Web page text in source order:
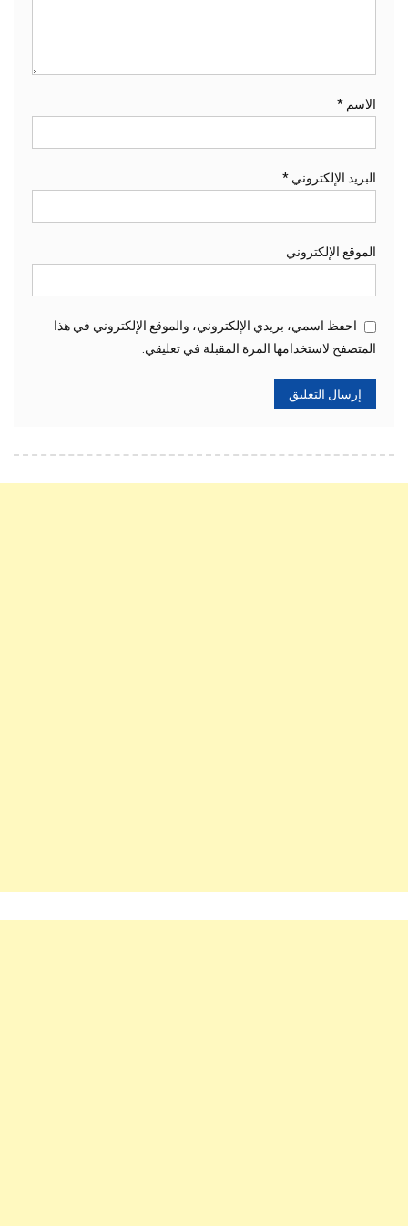
الاسم *
البريد الإلكتروني *
الموقع الإلكتروني
احفظ اسمي، بريدي الإلكتروني، والموقع الإلكتروني في هذا
المتصفح لاستخدامها المرة المقبلة في تعليقي.